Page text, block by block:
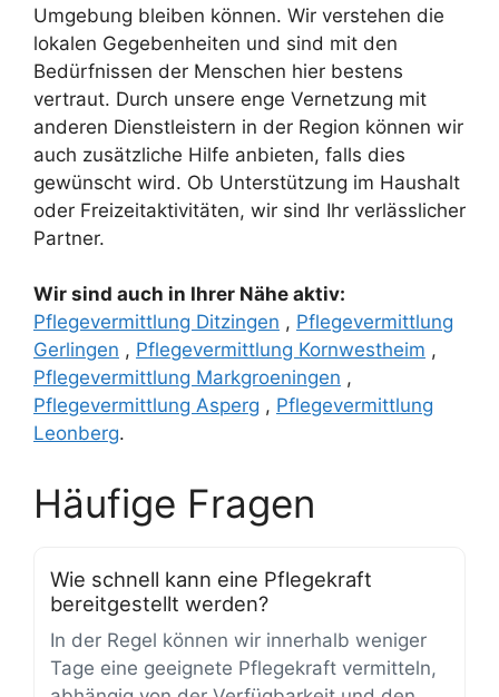
Umgebung bleiben können. Wir verstehen die
lokalen Gegebenheiten und sind mit den
Bedürfnissen der Menschen hier bestens
vertraut. Durch unsere enge Vernetzung mit
anderen Dienstleistern in der Region können wir
auch zusätzliche Hilfe anbieten, falls dies
gewünscht wird. Ob Unterstützung im Haushalt
oder Freizeitaktivitäten, wir sind Ihr verlässlicher
Partner.
Wir sind auch in Ihrer Nähe aktiv:
Pflegevermittlung Ditzingen , Pflegevermittlung
Gerlingen , Pflegevermittlung Kornwestheim ,
Pflegevermittlung Markgroeningen ,
Pflegevermittlung Asperg , Pflegevermittlung
Leonberg.
Häufige Fragen
Wie schnell kann eine Pflegekraft
bereitgestellt werden?
In der Regel können wir innerhalb weniger
Tage eine geeignete Pflegekraft vermitteln,